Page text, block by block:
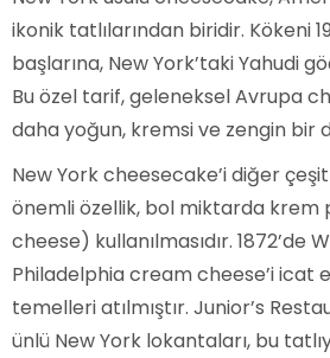
ikonik tatlılarından biridir. Kökeni
başlarına, New York’taki Yahudi
Bu özel tarif, geleneksel Avrupa
daha yoğun, kremsi ve zengin bir
New York cheesecake’i diğer
önemli özellik, bol miktarda
cheese) kullanılmasıdır. 1872’de
Philadelphia cream cheese’i icat
temelleri atılmıştır. Junior’s
ünlü New York lokantaları, bu